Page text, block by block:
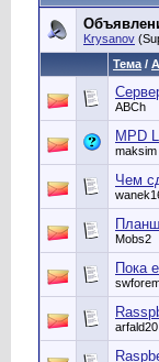
Krysanov
Тема /
ABCh
MPD
maksim
Чем
Mobs2
Пока
arfald20